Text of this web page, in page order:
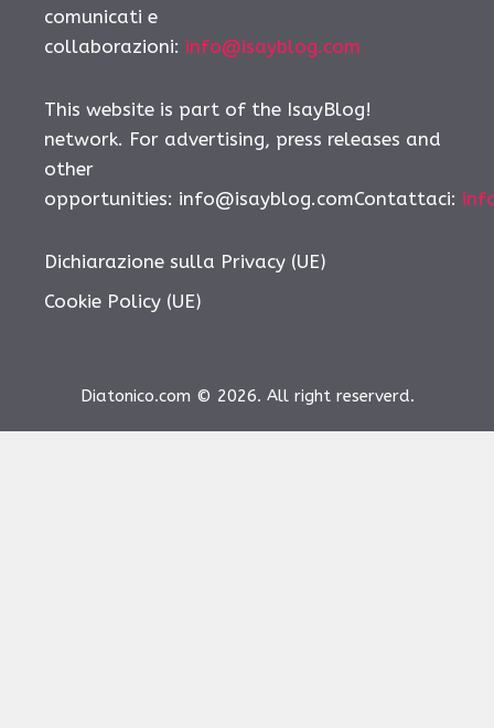
comunicati e
collaborazioni: info@isayblog.com
This website is part of the IsayBlog!
network. For advertising, press releases and
other
opportunities: info@isayblog.comContattaci:
Dichiarazione sulla Privacy (UE)
Cookie Policy (UE)
Diatonico.com © 2026. All right reserverd.